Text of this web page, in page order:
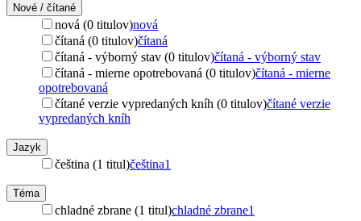
Nové / čítané
nová (0 titulov)nová
čítaná (0 titulov)čítaná
čítaná - výborný stav (0 titulov)čítaná - výborný stav
čítaná - mierne opotrebovaná (0 titulov)čítaná - mierne
opotrebovaná
čítané verzie vypredaných kníh (0 titulov)čítané verzie
vypredaných kníh
Jazyk
čeština (1 titul)čeština1
Téma
chladné zbrane (1 titul)chladné zbrane1